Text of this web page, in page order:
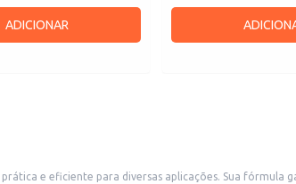
ADICIONAR
e eficiente para diversas aplicações. Sua